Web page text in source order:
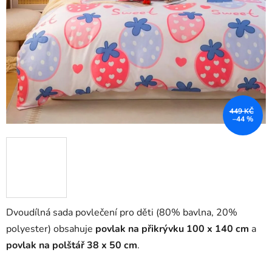
Dvoudílná sada povlečení pro děti (80% bavlna, 20%
polyester) obsahuje povlak na přikrývku 100 x 140 cm a
povlak na polštář 38 x 50 cm.
449 KČ
–44 %